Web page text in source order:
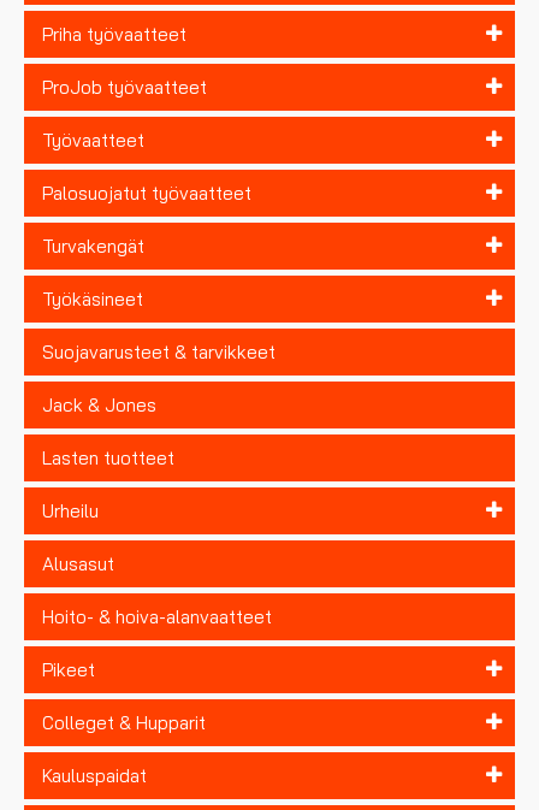
Priha työvaatteet
ProJob työvaatteet
Työvaatteet
Palosuojatut työvaatteet
Turvakengät
Työkäsineet
Suojavarusteet & tarvikkeet
Jack & Jones
Lasten tuotteet
Urheilu
Alusasut
Hoito- & hoiva-alanvaatteet
Pikeet
Colleget & Hupparit
Kauluspaidat